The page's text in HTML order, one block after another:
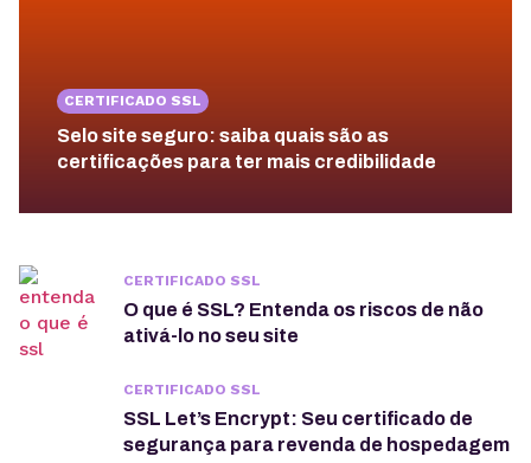
CERTIFICADO SSL
Selo site seguro: saiba quais são as
certificações para ter mais credibilidade
CERTIFICADO SSL
O que é SSL? Entenda os riscos de não
ativá-lo no seu site
CERTIFICADO SSL
SSL Let’s Encrypt: Seu certificado de
segurança para revenda de hospedagem